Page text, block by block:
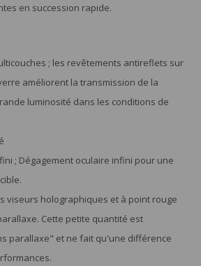
en succession rapide.
; les revêtements antireflets sur
améliorent la transmission de la
luminosité dans les conditions de
; Dégagement oculaire infini pour une
viseurs holographiques et à point rouge
Cette petite quantité est
parallaxe" et ne fait qu'une différence